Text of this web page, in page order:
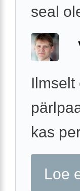
seal
Ilmselt
kas
Loe